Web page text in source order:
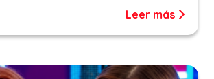
Leer más